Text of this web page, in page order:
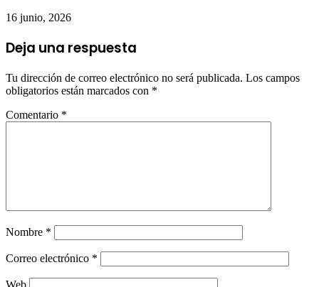
16 junio, 2026
Deja una respuesta
Tu dirección de correo electrónico no será publicada. Los campos
obligatorios están marcados con *
Comentario *
Nombre *
Correo electrónico *
Web